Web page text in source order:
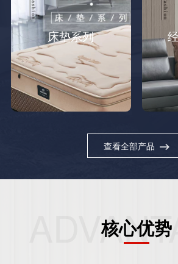
床垫系列
查看全部产品
核心优势